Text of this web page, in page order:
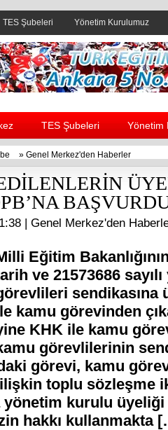
TES Şubeleri Yönetim Kurulumuz
Header yanı reklam alanı
TES Şubeleri Yönetim
» Genel Merkez'den Haberler
| Genel Merkez'den
Eğitim
ve 21573686 sayılı
sendikasına
kamu görevinden
KHK ile kamu
görevlilerinin
görevi, kamu
ilişkin toplu sözleşme
yönetim kurulu
hakkı kullanmakta